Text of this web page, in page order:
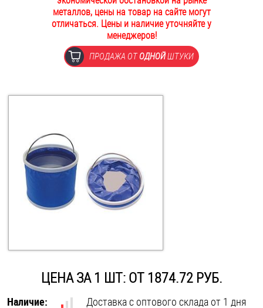
ОПЛАТА И ДОСТАВКА
Втулки
Заклепки (Гайки-Заклепки)
Инструмент
Крюки, кольца с метрической резьбой
Крюки, кольца с шурупной резьбой
Оснастка и аксессуары для яхт
металлов, цены на товар на сайте могут
отличаться. Цены и наличие уточняйте у
менеджеров!
ПРОДАЖА ОТОДНОЙШТУКИ
ЦЕНА ЗА 1 ШТ: ОТ 1874.72 РУБ.
Наличие: Доставка с оптового склада от 1 дня